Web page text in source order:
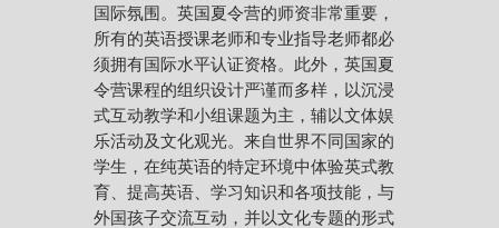
国际氛围。英国夏令营的师资非常重要，
所有的英语授课老师和专业指导老师都必
须拥有国际水平认证资格。此外，英国夏
令营课程的组织设计严谨而多样，以沉浸
式互动教学和小组课题为主，辅以文体娱
乐活动及文化观光。来自世界不同国家的
学生，在纯英语的特定环境中体验英式教
育、提高英语、学习知识和各项技能，与
外国孩子交流互动，并以文化专题的形式